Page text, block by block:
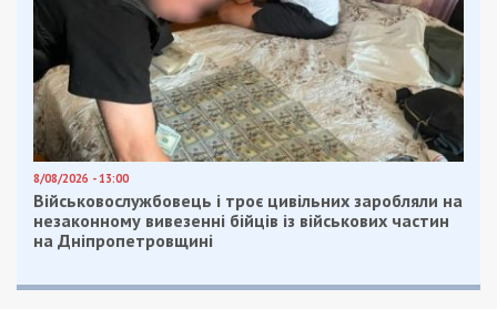
8/08/2026 - 13:00
Військовослужбовець і троє цивільних заробляли на
незаконному вивезенні бійців із військових частин
на Дніпропетровщині